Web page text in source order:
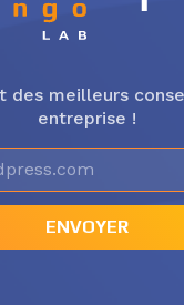
des meilleurs
entreprise !
ENVOYER